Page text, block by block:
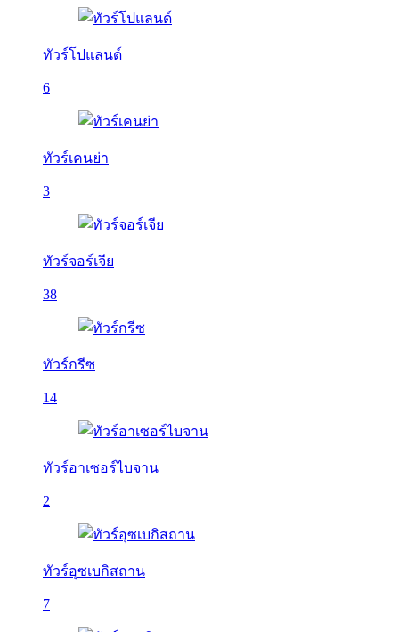
ทัวร์โปแลนด์
6
ทัวร์เคนย่า
3
ทัวร์จอร์เจีย
38
ทัวร์กรีซ
14
ทัวร์อาเซอร์ไบจาน
2
ทัวร์อุซเบกิสถาน
7